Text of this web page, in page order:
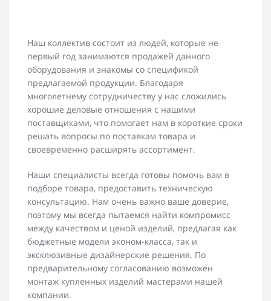
Наш коллектив состоит из людей, которые не
первый год занимаются продажей данного
оборудования и знакомы со спецификой
предлагаемой продукции. Благодаря
многолетнему сотрудничеству у нас сложились
хорошие деловые отношения с нашими
поставщиками, что помогает нам в короткие сроки
решать вопросы по поставкам товара и
своевременно расширять ассортимент.
Наши специалисты всегда готовы помочь вам в
подборе товара, предоставить техническую
консультацию. Нам очень важно ваше доверие,
поэтому мы всегда пытаемся найти компромисс
между качеством и ценой изделий, предлагая как
бюджетные модели эконом-класса, так и
эксклюзивные дизайнерские решения. По
предварительному согласованию возможен
монтаж купленных изделий мастерами нашей
компании.